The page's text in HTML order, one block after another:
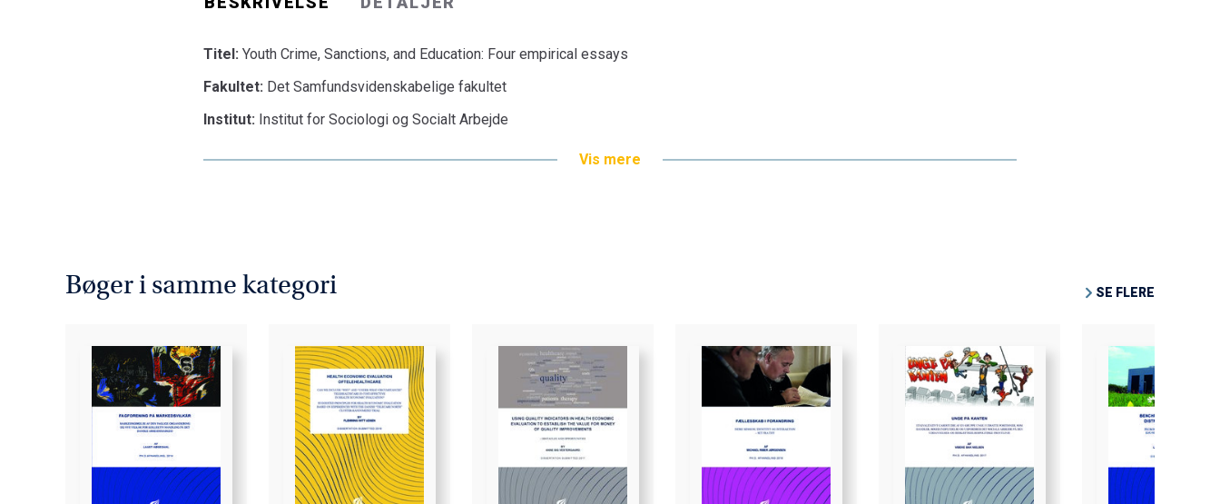
Titel: Youth Crime, Sanctions, and Education: Four empirical essays
Fakultet: Det Samfundsvidenskabelige fakultet
Institut: Institut for Sociologi og Socialt Arbejde
Vis mere
Bøger i samme kategori SE FLERE